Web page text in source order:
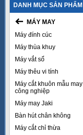
DANH MỤC SẢN PHẨM
MÁY MAY
Máy đính cúc
Máy thùa khuy
Máy vắt sổ
Máy thêu vi tính
Máy cắt khuôn mẫu may
công nghiệp
Máy may Jaki
Bàn hút chân không
Máy cắt chỉ thừa